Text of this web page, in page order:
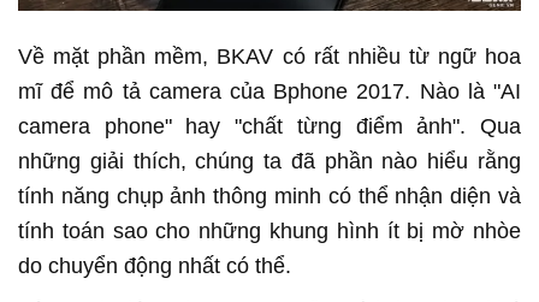
Về mặt phần mềm, BKAV có rất nhiều từ ngữ hoa
mĩ để mô tả camera của Bphone 2017. Nào là "AI
camera phone" hay "chất từng điểm ảnh". Qua
những giải thích, chúng ta đã phần nào hiểu rằng
tính năng chụp ảnh thông minh có thể nhận diện và
tính toán sao cho những khung hình ít bị mờ nhòe
do chuyển động nhất có thể.